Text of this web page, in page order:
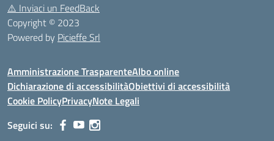
⚠️ Inviaci un FeedBack
Copyright © 2023
Powered by Picieffe Srl
Amministrazione TrasparenteAlbo online
Dichiarazione di accessibilitàObiettivi di accessibilità
Cookie PolicyPrivacyNote Legali
Seguici su: